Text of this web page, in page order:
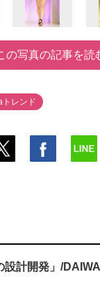
の写真の記事を読
トレンド
設計開発」/